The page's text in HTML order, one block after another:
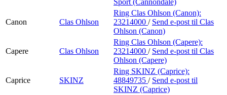
Canon Clas Ohlson
Ring Clas Ohlson (Canon):
23214000 / Send e-post til Clas
Ohlson (Canon)
Capere Clas Ohlson
Ring Clas Ohlson (Capere):
23214000 / Send e-post til Clas
Ohlson (Capere)
Caprice SKINZ
Ring SKINZ (Caprice):
48849735 / Send e-post til
SKINZ (Caprice)